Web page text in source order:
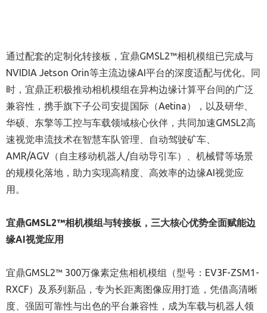
通过配套的定制化转接板，宜鼎GMSL2™相机模组已完成与
NVIDIA Jetson Orin等主流边缘AI平台的深度适配与优化。同
时，宜鼎正积极推动相机模组在异构边缘计算平台间的广泛
兼容性，携手旗下子公司安提国际（Aetina），以及研华、
华硕、东擎等工控与车载领域核心伙伴，共同加速GMSL2高
速视觉串流技术在智慧车队管理、自动驾驶矿车、
AMR/AGV（自主移动机器人/自动导引车）、机械臂等场景
的规模化落地，助力实现高精度、高效率的边缘AI视觉应
用。
宜鼎GMSL2™相机模组与转接板，三大核心优势全面赋能边
缘AI 视觉应用
宜鼎GMSL2™ 300万像素定焦相机模组（型号：EV3F-ZSM1-
RXCF）及系列新品，专为长距离图像应用打造，凭借高清晰
度、强固可靠性与出色的平台兼容性，成为车载与机器人领